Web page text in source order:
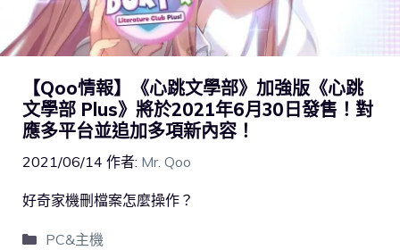
【Qoo情報】《心跳文學部》加強版《心跳
文學部 Plus》將於2021年6月30日發售！對
應多平台並追加多項新內容！
2021/06/14 作者: Mr. Qoo
好奇家機刪檔案怎麼操作？
PC&主機